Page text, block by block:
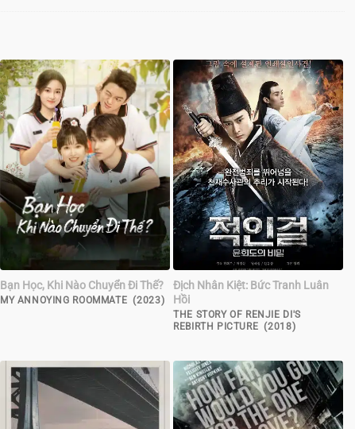
Bạn Học, Khi Nào Chuyển Đi Thế?
MY ANNOYING ROOMMATE (2023)
Địch Nhân Kiệt: Bức Tranh Luân
Hồi
THE STORY OF RENJIE DI'S
REBIRTH PICTURE (2018)